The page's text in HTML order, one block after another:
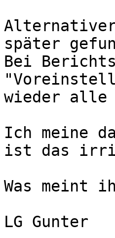
später
Bei
wieder alle
Ich meine
ist das
Was meint
LG Gunter